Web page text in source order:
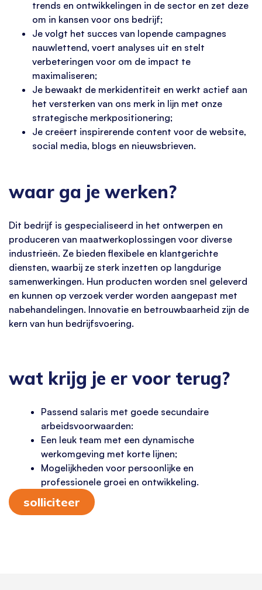
trends en ontwikkelingen in de sector en zet deze
om in kansen voor ons bedrijf;
Je volgt het succes van lopende campagnes
nauwlettend, voert analyses uit en stelt
verbeteringen voor om de impact te
maximaliseren;
Je bewaakt de merkidentiteit en werkt actief aan
het versterken van ons merk in lijn met onze
strategische merkpositionering;
Je creëert inspirerende content voor de website,
social media, blogs en nieuwsbrieven.
waar ga je werken?
Dit bedrijf is gespecialiseerd in het ontwerpen en
produceren van maatwerkoplossingen voor diverse
industrieën. Ze bieden flexibele en klantgerichte
diensten, waarbij ze sterk inzetten op langdurige
samenwerkingen. Hun producten worden snel geleverd
en kunnen op verzoek verder worden aangepast met
nabehandelingen. Innovatie en betrouwbaarheid zijn de
kern van hun bedrijfsvoering.
wat krijg je er voor terug?
Passend salaris met goede secundaire
arbeidsvoorwaarden:
Een leuk team met een dynamische
werkomgeving met korte lijnen;
Mogelijkheden voor persoonlijke en
professionele groei en ontwikkeling.
solliciteer